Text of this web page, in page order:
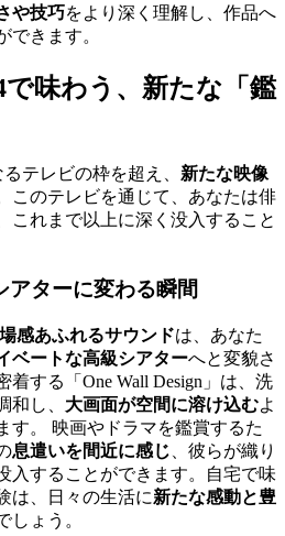
や技巧をより深く理解し、作品へ
できます。
味わう、新たな「鑑
テレビの枠を超え、 新たな映像
このテレビを通じて、あなたは俳
これまで以上に深く没入すること
アターに変わる瞬間
感あふれるサウンドは、あなた
ベートな高級シアターへと変貌さ
する「One Wall Design」は、洗
和し、 大画面が空間に溶け込むよ
す。 映画やドラマを鑑賞するた
息遣いを間近に感じ 、彼らが織り
入することができます。自宅で味
は、日々の生活に新たな感動と豊
しょう。